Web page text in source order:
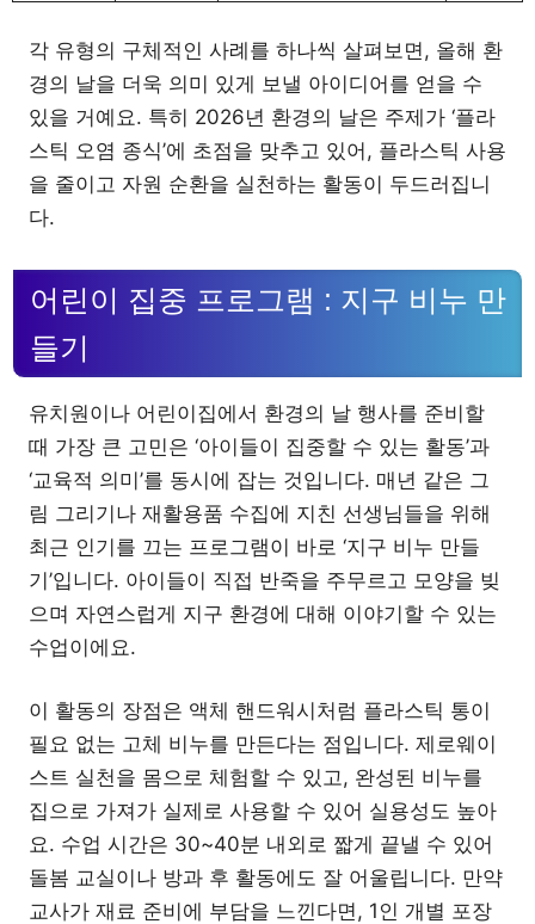
각 유형의 구체적인 사례를 하나씩 살펴보면, 올해 환
경의 날을 더욱 의미 있게 보낼 아이디어를 얻을 수
있을 거예요. 특히 2026년 환경의 날은 주제가 ‘플라
스틱 오염 종식’에 초점을 맞추고 있어, 플라스틱 사용
을 줄이고 자원 순환을 실천하는 활동이 두드러집니
다.
어린이 집중 프로그램 : 지구 비누 만
들기
유치원이나 어린이집에서 환경의 날 행사를 준비할
때 가장 큰 고민은 ‘아이들이 집중할 수 있는 활동’과
‘교육적 의미’를 동시에 잡는 것입니다. 매년 같은 그
림 그리기나 재활용품 수집에 지친 선생님들을 위해
최근 인기를 끄는 프로그램이 바로 ‘지구 비누 만들
기’입니다. 아이들이 직접 반죽을 주무르고 모양을 빚
으며 자연스럽게 지구 환경에 대해 이야기할 수 있는
수업이에요.
이 활동의 장점은 액체 핸드워시처럼 플라스틱 통이
필요 없는 고체 비누를 만든다는 점입니다. 제로웨이
스트 실천을 몸으로 체험할 수 있고, 완성된 비누를
집으로 가져가 실제로 사용할 수 있어 실용성도 높아
요. 수업 시간은 30~40분 내외로 짧게 끝낼 수 있어
돌봄 교실이나 방과 후 활동에도 잘 어울립니다. 만약
교사가 재료 준비에 부담을 느낀다면, 1인 개별 포장